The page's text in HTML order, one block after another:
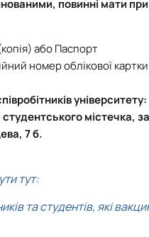
повинні мати при
або Паспорт
номер облікової картки
університету:
містечка, за
7 б.
тут:
та студентів, які